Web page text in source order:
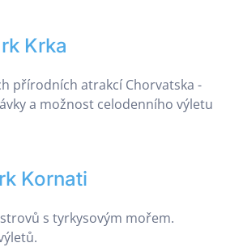
Krka
přírodních atrakcí Chorvatska -
a možnost celodenního výletu
Kornati
s tyrkysovým mořem.